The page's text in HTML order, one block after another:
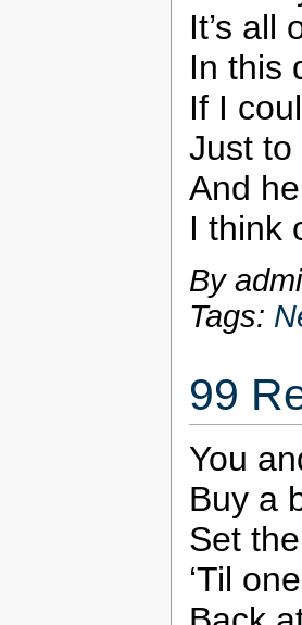
It’s all
In this
If I
Just
And
I think
By
Tags:
99
You
Buy a
Set
‘Til